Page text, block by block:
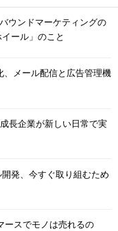
ウンドマーケティングの
ール」のこと
、メール配信と広告管理機
長企業が新しい日常で実
発、今すぐ取り組むため
ースでモノは売れるの